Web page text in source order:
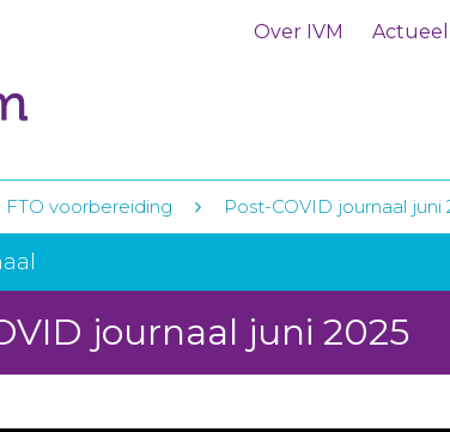
Over IVM Actueel
FTO voorbereiding Post-COVID journaal juni
journaal juni 2025